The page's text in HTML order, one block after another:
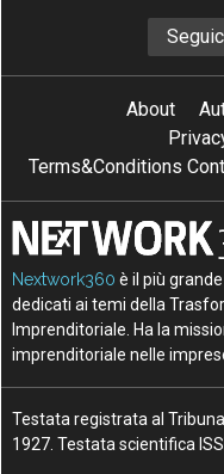
About
Terms&Conditions
Nextwork360 è il più
dedicati ai temi della
Imprenditoriale. Ha la
imprenditoriale nelle
Testata registrata al
1927. Testata scientifica